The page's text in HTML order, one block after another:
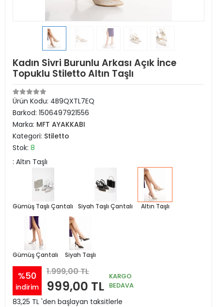
Kadın Sivri Burunlu Arkası Açık İnce
Topuklu Stiletto Altın Taşlı
Ürün Kodu: 4B9QXTL7EQ
Barkod: 1506497921556
Marka: MFT AYAKKABI
Kategori: Stiletto
Stok: 8
: Altın Taşlı
Gümüş Taşlı Çantalı Siyah Taşlı Çantalı Altın Taşlı
Gümüş Çantalı Siyah Taşlı
%50
indirim
1.999,00 TL
999,00 TL
KARGO
BEDAVA
83,25 TL 'den başlayan taksitlerle